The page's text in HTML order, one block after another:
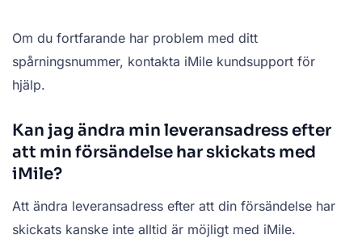
Om du fortfarande har problem med ditt
spårningsnummer, kontakta iMile kundsupport för
hjälp.
Kan jag ändra min leveransadress efter
att min försändelse har skickats med
iMile?
Att ändra leveransadress efter att din försändelse har
skickats kanske inte alltid är möjligt med iMile.